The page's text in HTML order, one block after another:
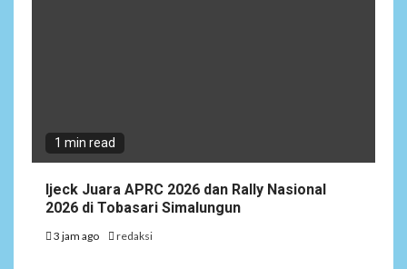
1 min read
Ijeck Juara APRC 2026 dan Rally Nasional
2026 di Tobasari Simalungun
3 jam ago redaksi